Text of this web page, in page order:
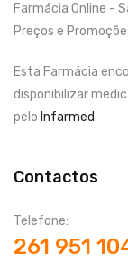
Farmácia Online -
Preços e
Esta Farmácia
disponibilizar
pelo Infarmed.
Contactos
Telefone:
261 951